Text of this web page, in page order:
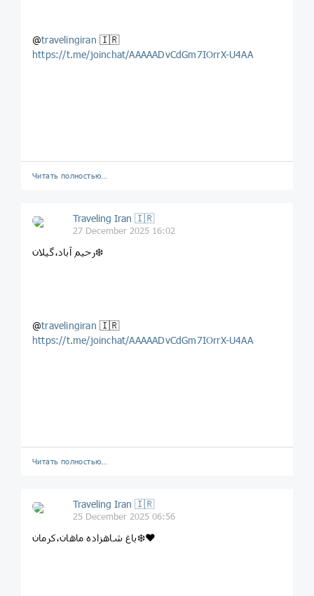
@travelingiran 🇮🇷
https://t.me/joinchat/AAAAADvCdGm7IOrrX-U4AA
Читать полностью…
Traveling Iran 🇮🇷
27 December 2025 16:02
رحیم آباد،گیلان❄️
@travelingiran 🇮🇷
https://t.me/joinchat/AAAAADvCdGm7IOrrX-U4AA
Читать полностью…
Traveling Iran 🇮🇷
25 December 2025 06:56
باغ شاهزاده ماهان،کرمان❄️♥️